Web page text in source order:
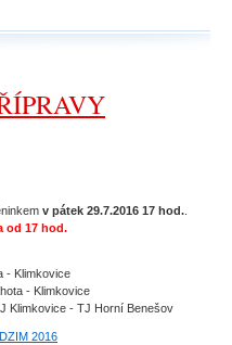
v pátek 29.7.2016 17 hod.
od 17 hod.
- Klimkovice
- Klimkovice
Klimkovice - TJ Horní Benešov
2016